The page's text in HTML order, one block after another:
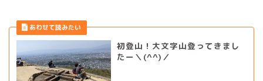
初登山！大文字山登ってきまし
たー＼(^^)／